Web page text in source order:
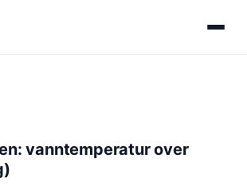
vanntemperatur over